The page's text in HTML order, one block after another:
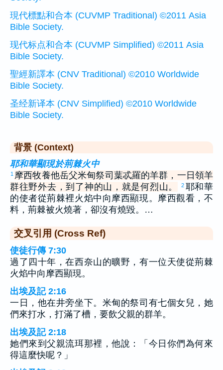
現代標點和合本 (CUVMP Traditional) ©2011 Asia
Bible Society.
现代标点和合本 (CUVMP Simplified) ©2011 Asia
Bible Society.
聖經新譯本 (CNV Traditional) ©2010 Worldwide
Bible Society.
圣经新译本 (CNV Simplified) ©2010 Worldwide
Bible Society.
背景 (Context)
耶和華顯現於荊棘火中
1 摩西牧養他岳父米甸祭司葉忒羅的羊群，一日領羊
群往野外去，到了神的山，就是何烈山。
2 耶和華
的使者從荊棘裡火焰中向摩西顯現。摩西觀看，不
料，荊棘被火燒著，卻沒有燒毀。…
交叉引用 (Cross Ref)
使徒行傳 7:30
過了四十年，在西奈山的曠野，有一位天使從荊棘
火焰中向摩西顯現。
出埃及記 2:16
一日，他在井旁坐下。米甸的祭司有七個女兒，她
們來打水，打滿了槽，要飲父親的群羊。
出埃及記 2:18
她們來到父親流珥那裡，他說：「今日你們為何來
得這麼快呢？」